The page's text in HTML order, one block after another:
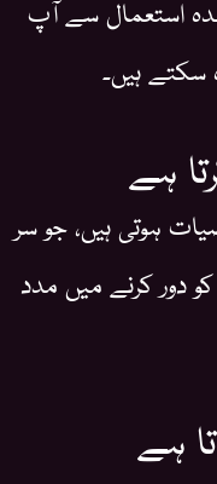
استعمال سے آپ
سکتے ہیں۔
ہے
ہوتی ہیں، جو سر
دور کرنے میں مدد
ہے